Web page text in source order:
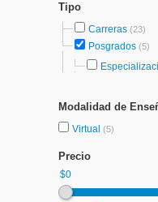
Tipo
Carreras (23)
Posgrados (5)
Modalidad de
Virtual (5)
Precio
$0